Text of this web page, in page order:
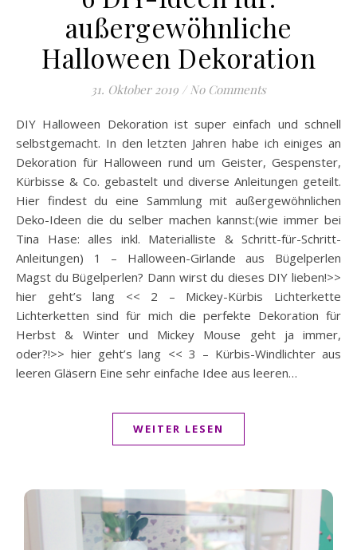
außergewöhnliche
Halloween Dekoration
31. Oktober 2019 / No Comments
DIY Halloween Dekoration ist super einfach und schnell
selbstgemacht. In den letzten Jahren habe ich einiges an
Dekoration für Halloween rund um Geister, Gespenster,
Kürbisse & Co. gebastelt und diverse Anleitungen geteilt.
Hier findest du eine Sammlung mit außergewöhnlichen
Deko-Ideen die du selber machen kannst:(wie immer bei
Tina Hase: alles inkl. Materialliste & Schritt-für-Schritt-
Anleitungen) 1 – Halloween-Girlande aus Bügelperlen
Magst du Bügelperlen? Dann wirst du dieses DIY lieben!>>
hier geht’s lang << 2 – Mickey-Kürbis Lichterkette
Lichterketten sind für mich die perfekte Dekoration für
Herbst & Winter und Mickey Mouse geht ja immer,
oder?!>> hier geht’s lang << 3 – Kürbis-Windlichter aus
leeren Gläsern Eine sehr einfache Idee aus leeren…
WEITER LESEN